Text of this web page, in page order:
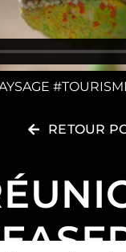
CONTACT
RETOUR